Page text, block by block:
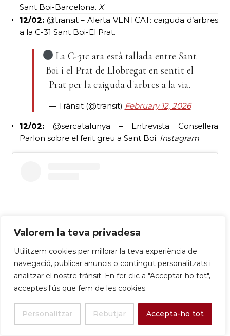
Valorem la teva privadesa
Utilitzem cookies per millorar la teva experiència de
navegació, publicar anuncis o contingut personalitzats i
analitzar el nostre trànsit. En fer clic a "Acceptar-ho tot",
acceptes l'ús que fem de les cookies.
Personalitzar Rebutjar Accepta-ho tot
Sant Boi-Barcelona. X
12/02: @transit – Alerta VENTCAT: caiguda d’arbres
a la C-31 Sant Boi-El Prat.
La C-31c ara està tallada entre Sant
Boi i el Prat de Llobregat en sentit el
Prat per la caiguda d'arbres a la via.
— Trànsit (@transit) February 12, 2026
12/02: @sercatalunya – Entrevista Consellera
Parlon sobre el ferit greu a Sant Boi. Instagram
Ver esta publicación en Instagram